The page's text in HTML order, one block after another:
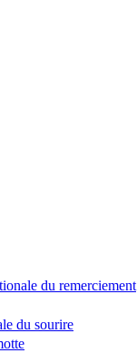
du remerciement
du sourire